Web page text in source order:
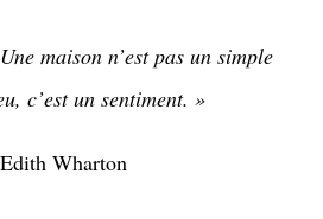
maison n’est pas un simple
c’est un sentiment. »
Wharton